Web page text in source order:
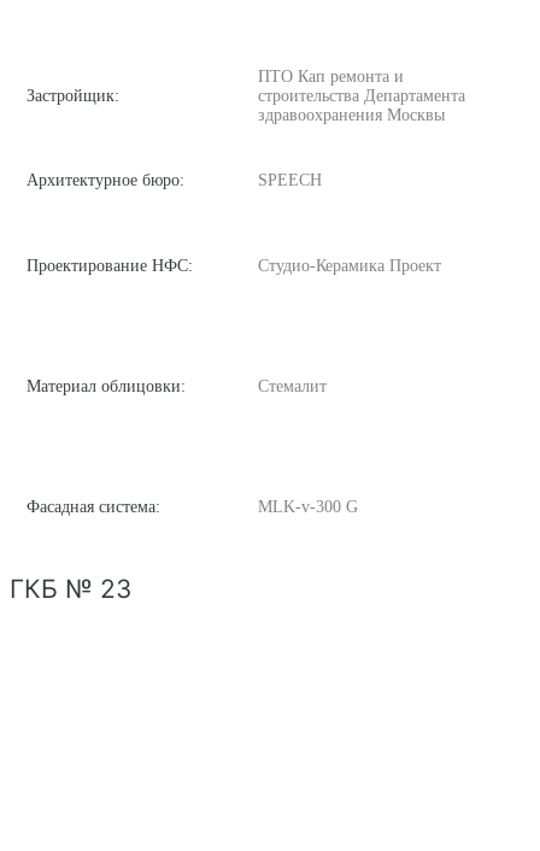
Застройщик:
ПТО Кап ремонта и
строительства Департамента
здравоохранения Москвы
Архитектурное бюро: SPEECH
Проектирование НФС: Студио-Керамика Проект
Материал облицовки: Стемалит
Фасадная система: MLK-v-300 G
ГКБ № 23